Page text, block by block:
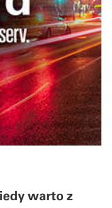
warto z